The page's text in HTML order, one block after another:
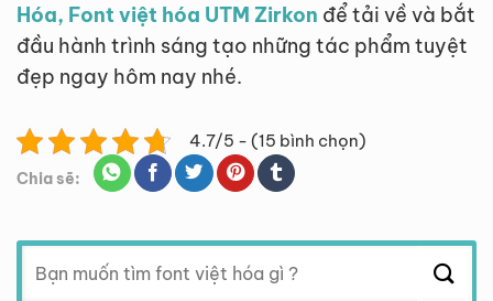
Hóa, Font việt hóa UTM Zirkon để tải về và bắt
đầu hành trình sáng tạo những tác phẩm tuyệt
đẹp ngay hôm nay nhé.
4.7/5 - (15 bình chọn)
Chia sẽ:
Tìm
kiếm: